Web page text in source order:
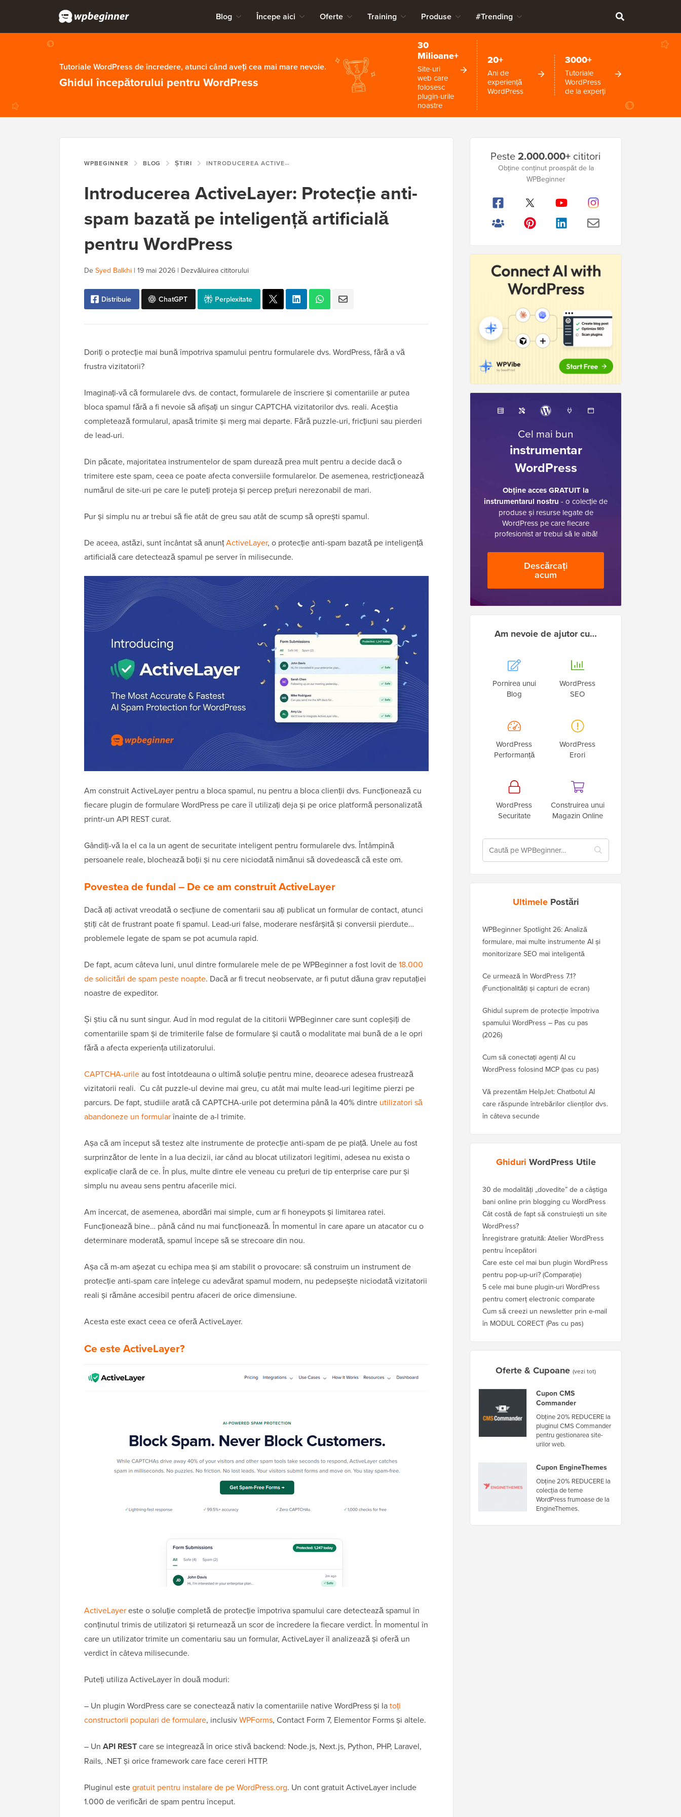
Blog Începe aici Oferte Training Produse #Trending
Tutoriale WordPress de încredere, atunci când aveți cea mai mare nevoie.
Ghidul începătorului pentru WordPress
30
Milioane+
Site-uri
web care
folosesc
plugin-urile
noastre
20+
Ani de
experiență
WordPress
3000+
Tutoriale
WordPress
de la experți
WPBEGINNER BLOG ȘTIRI INTRODUCEREA ACTIVELAYER: PROTECȚIE ANTI-SPAM BAZATĂ PE INTELIGENȚĂ ARTIFICIALĂ PENTRU WORDPRESS
Introducerea ActiveLayer: Protecție anti-
spam bazată pe inteligență artificială
pentru WordPress
De Syed Balkhi | 19 mai 2026 | Dezvăluirea cititorului
Distribuie ChatGPT Perplexitate
Doriți o protecție mai bună împotriva spamului pentru formularele dvs. WordPress, fără a vă
frustra vizitatorii?
Imaginați-vă că formularele dvs. de contact, formularele de înscriere și comentariile ar putea
bloca spamul fără a fi nevoie să afișați un singur CAPTCHA vizitatorilor dvs. reali. Aceștia
completează formularul, apasă trimite și merg mai departe. Fără puzzle-uri, fricțiuni sau pierderi
de lead-uri.
Din păcate, majoritatea instrumentelor de spam durează prea mult pentru a decide dacă o
trimitere este spam, ceea ce poate afecta conversiile formularelor. De asemenea, restricționează
numărul de site-uri pe care le puteți proteja și percep prețuri nerezonabil de mari.
Pur și simplu nu ar trebui să fie atât de greu sau atât de scump să oprești spamul.
De aceea, astăzi, sunt încântat să anunțActiveLayer, o protecție anti-spam bazată pe inteligență
artificială care detectează spamul pe server în milisecunde.
Am construit ActiveLayer pentru a bloca spamul, nu pentru a bloca clienții dvs. Funcționează cu
fiecare plugin de formulare WordPress pe care îl utilizați deja și pe orice platformă personalizată
printr-un API REST curat.
Gândiți-vă la el ca la un agent de securitate inteligent pentru formularele dvs. Întâmpină
persoanele reale, blochează boții și nu cere niciodată nimănui să dovedească că este om.
Povestea de fundal – De ce am construit ActiveLayer
Dacă ați activat vreodată o secțiune de comentarii sau ați publicat un formular de contact, atunci
știți cât de frustrant poate fi spamul. Lead-uri false, moderare nesfârșită și conversii pierdute…
problemele legate de spam se pot acumula rapid.
De fapt, acum câteva luni, unul dintre formularele mele de pe WPBeginner a fost lovit de18.000
de solicitări de spam peste noapte. Dacă ar fi trecut neobservate, ar fi putut dăuna grav reputației
noastre de expeditor.
Și știu că nu sunt singur. Aud în mod regulat de la cititorii WPBeginner care sunt copleșiți de
comentariile spam și de trimiterile false de formulare și caută o modalitate mai bună de a le opri
fără a afecta experiența utilizatorului.
CAPTCHA-urileau fost întotdeauna o ultimă soluție pentru mine, deoarece adesea frustrează
vizitatorii reali. Cu cât puzzle-ul devine mai greu, cu atât mai multe lead-uri legitime pierzi pe
parcurs. De fapt, studiile arată că CAPTCHA-urile pot determina până la 40% dintre utilizatori să
abandoneze un formularînainte de a-l trimite.
Așa că am început să testez alte instrumente de protecție anti-spam de pe piață. Unele au fost
surprinzător de lente în a lua decizii, iar când au blocat utilizatori legitimi, adesea nu exista o
explicație clară de ce. În plus, multe dintre ele veneau cu prețuri de tip enterprise care pur și
simplu nu aveau sens pentru afacerile mici.
Am încercat, de asemenea, abordări mai simple, cum ar fi honeypots și limitarea ratei.
Funcționează bine… până când nu mai funcționează. În momentul în care apare un atacator cu o
determinare moderată, spamul începe să se strecoare din nou.
Așa că m-am așezat cu echipa mea și am stabilit o provocare: să construim un instrument de
protecție anti-spam care înțelege cu adevărat spamul modern, nu pedepsește niciodată vizitatorii
reali și rămâne accesibil pentru afaceri de orice dimensiune.
Acesta este exact ceea ce oferă ActiveLayer.
Ce este ActiveLayer?
ActiveLayereste o soluție completă de protecție împotriva spamului care detectează spamul în
conținutul trimis de utilizatori și returnează un scor de încredere la fiecare verdict. În momentul în
care un utilizator trimite un comentariu sau un formular, ActiveLayer îl analizează și oferă un
verdict în câteva milisecunde.
Puteți utiliza ActiveLayer în două moduri:
– Un plugin WordPress care se conectează nativ la comentariile native WordPress și latoți
constructorii populari de formulare, inclusivWPForms, Contact Form 7, Elementor Forms și altele.
– Un API RESTcare se integrează în orice stivă backend: Node.js, Next.js, Python, PHP, Laravel,
Rails, .NET și orice framework care face cereri HTTP.
Pluginul estegratuit pentru instalare de pe WordPress.org. Un cont gratuit ActiveLayer include
1.000 de verificări de spam pentru început.
laterală
Peste2.000.000+ cititori
Obține conținut proaspăt de la
WPBeginner
Cel mai bun
instrumentar
WordPress
Obține acces GRATUIT la
instrumentarul nostru - o colecție de
produse și resurse legate de
WordPress pe care fiecare
profesionist ar trebui să le aibă!
Descărcați
acum
Am nevoie de ajutor cu…
Pornirea unui
Blog
WordPress
SEO
WordPress
Performanță
WordPress
Erori
WordPress
Securitate
Construirea unui
Magazin Online
UltimelePostări
WPBeginner Spotlight 26: Analiză
formulare, mai multe instrumente AI și
monitorizare SEO mai inteligentă
Ce urmează în WordPress 7.1?
(Funcționalități și capturi de ecran)
Ghidul suprem de protecție împotriva
spamului WordPress – Pas cu pas
(2026)
Cum să conectați agenți AI cu
WordPress folosind MCP (pas cu pas)
Vă prezentăm HelpJet: Chatbotul AI
care răspunde întrebărilor clienților dvs.
în câteva secunde
Ghiduri WordPress Utile
30 de modalități „dovedite” de a câștiga
bani online prin blogging cu WordPress
Cât costă de fapt să construiești un site
WordPress?
Înregistrare gratuită: Atelier WordPress
pentru începători
Care este cel mai bun plugin WordPress
pentru pop-up-uri? (Comparație)
5 cele mai bune plugin-uri WordPress
pentru comerț electronic comparate
Cum să creezi un newsletter prin e-mail
în MODUL CORECT (Pas cu pas)
Oferte & Cupoane (vezi tot)
Cupon CMS
Commander
Obține 20% REDUCERE la
pluginul CMS Commander
pentru gestionarea site-
urilor web.
Cupon EngineThemes
Obține 20% REDUCERE la
colecția de teme
WordPress frumoase de la
EngineThemes.